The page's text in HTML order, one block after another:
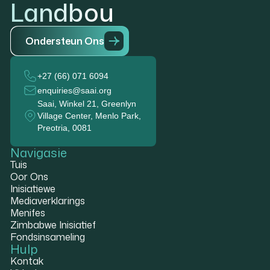
Landbou
Ondersteun Ons
+27 (66) 071 6094
enquiries@saai.org
Saai, Winkel 21, Greenlyn
Village Center, Menlo Park,
Preotria, 0081
Navigasie
Tuis
Oor Ons
Inisiatiewe
Mediaverklarings
Menifes
Zimbabwe Inisiatief
Fondsinsameling
Hulp
Kontak